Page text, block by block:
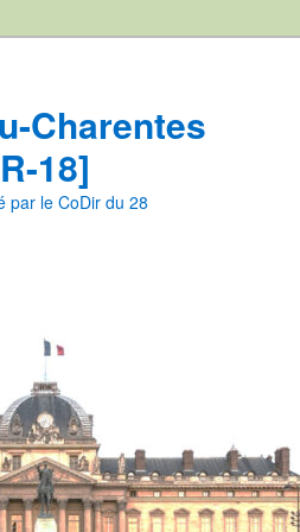
Charentes
18]
par le CoDir du 28